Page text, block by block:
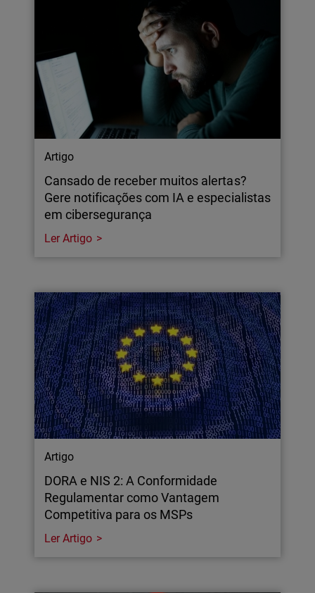
Artigo
Cansado de receber muitos alertas?
Gere notificações com IA e especialistas
em cibersegurança
Ler Artigo
Artigo
DORA e NIS 2: A Conformidade
Regulamentar como Vantagem
Competitiva para os MSPs
Ler Artigo